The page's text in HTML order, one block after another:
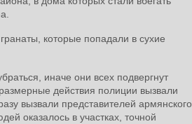
которые попадали в сухие
иначе они всех подвергнут
действия полиции вызвали
вызвали представителей армянского
оказалось в участках, точной